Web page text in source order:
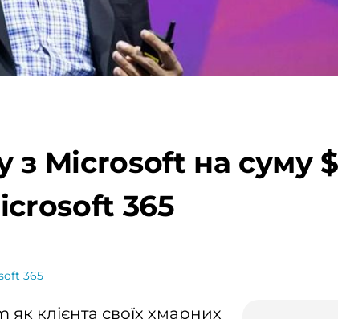
з Microsoft на суму
365
365
як клієнта своїх хмарних